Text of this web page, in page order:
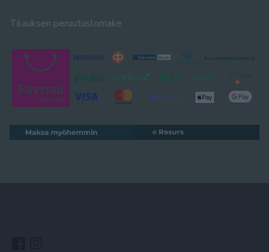
Tilauksen peruutuslomake